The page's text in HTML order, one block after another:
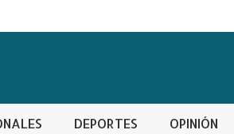
DEPORTES OPINIÓN